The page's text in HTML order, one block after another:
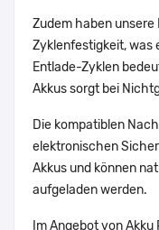
Zudem haben
Zyklenfestigkeit, was
Entlade-Zyklen
Akkus sorgt bei
Die kompatiblen
elektronischen
Akkus und können
aufgeladen werden.
Im Angebot von